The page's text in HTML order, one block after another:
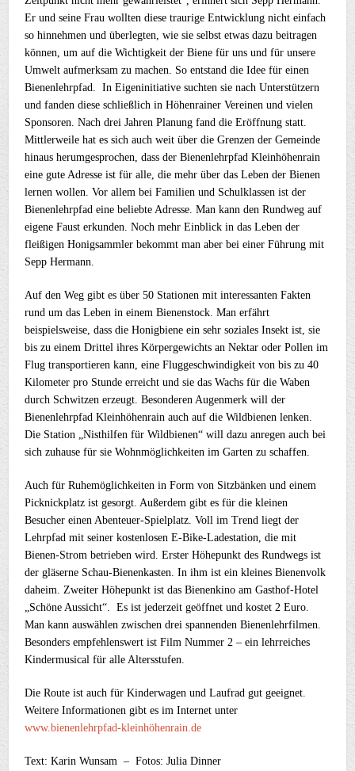
Er und seine Frau wollten diese traurige Entwicklung nicht einfach
so hinnehmen und überlegten, wie sie selbst etwas dazu beitragen
können, um auf die Wichtigkeit der Biene für uns und für unsere
Umwelt aufmerksam zu machen. So entstand die Idee für einen
Bienenlehrpfad. In Eigeninitiative suchten sie nach Unterstützern
und fanden diese schließlich in Höhenrainer Vereinen und vielen
Sponsoren. Nach drei Jahren Planung fand die Eröffnung statt.
Mittlerweile hat es sich auch weit über die Grenzen der Gemeinde
hinaus herumgesprochen, dass der Bienenlehrpfad Kleinhöhenrain
eine gute Adresse ist für alle, die mehr über das Leben der Bienen
lernen wollen. Vor allem bei Familien und Schulklassen ist der
Bienenlehrpfad eine beliebte Adresse. Man kann den Rundweg auf
eigene Faust erkunden. Noch mehr Einblick in das Leben der
fleißigen Honigsammler bekommt man aber bei einer Führung mit
Sepp Hermann.
Auf den Weg gibt es über 50 Stationen mit interessanten Fakten
rund um das Leben in einem Bienenstock. Man erfährt
beispielsweise, dass die Honigbiene ein sehr soziales Insekt ist, sie
bis zu einem Drittel ihres Körpergewichts an Nektar oder Pollen im
Flug transportieren kann, eine Fluggeschwindigkeit von bis zu 40
Kilometer pro Stunde erreicht und sie das Wachs für die Waben
durch Schwitzen erzeugt. Besonderen Augenmerk will der
Bienenlehrpfad Kleinhöhenrain auch auf die Wildbienen lenken.
Die Station „Nisthilfen für Wildbienen“ will dazu anregen auch bei
sich zuhause für sie Wohnmöglichkeiten im Garten zu schaffen.
Auch für Ruhemöglichkeiten in Form von Sitzbänken und einem
Picknickplatz ist gesorgt. Außerdem gibt es für die kleinen
Besucher einen Abenteuer-Spielplatz. Voll im Trend liegt der
Lehrpfad mit seiner kostenlosen E-Bike-Ladestation, die mit
Bienen-Strom betrieben wird. Erster Höhepunkt des Rundwegs ist
der gläserne Schau-Bienenkasten. In ihm ist ein kleines Bienenvolk
daheim. Zweiter Höhepunkt ist das Bienenkino am Gasthof-Hotel
„Schöne Aussicht“. Es ist jederzeit geöffnet und kostet 2 Euro.
Man kann auswählen zwischen drei spannenden Bienenlehrfilmen.
Besonders empfehlenswert ist Film Nummer 2 – ein lehrreiches
Kindermusical für alle Altersstufen.
Die Route ist auch für Kinderwagen und Laufrad gut geeignet.
Weitere Informationen gibt es im Internet unter
www.bienenlehrpfad-kleinhöhenrain.de
Text: Karin Wunsam – Fotos: Julia Dinner